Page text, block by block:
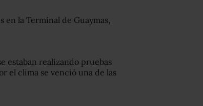
en la Terminal de Guaymas,
estaban realizando pruebas
el clima se venció una de las